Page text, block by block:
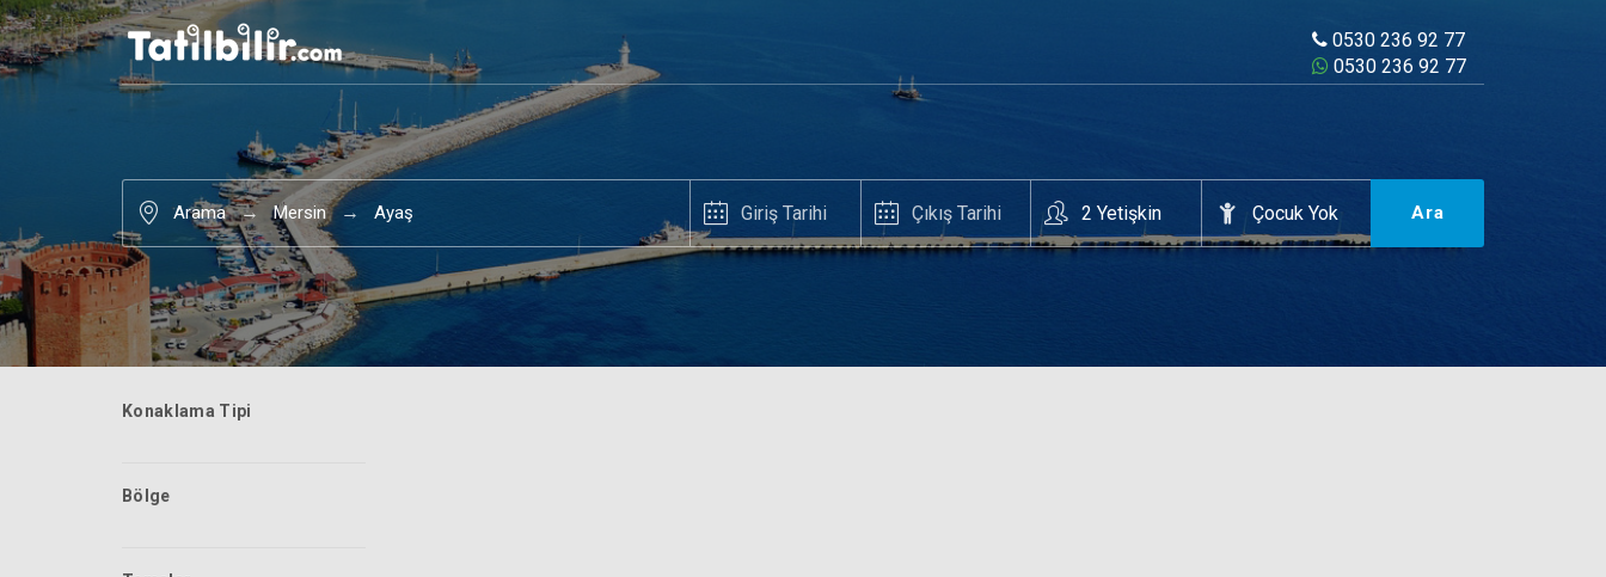
0530 236 92 77
0530 236 92 77
Arama Mersin Ayaş Ara
Konaklama Tipi
Bölge